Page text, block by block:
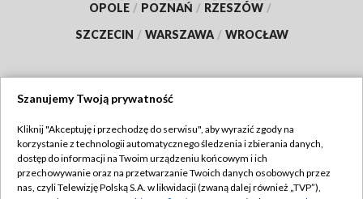
OPOLE / POZNAŃ / RZESZÓW /
SZCZECIN / WARSZAWA / WROCŁAW
TVP
Abonament TVP
Regulamin TVP
Szanujemy Twoją prywatność
Kliknij "Akceptuję i przechodzę do serwisu", aby wyrazić zgody na
korzystanie z technologii automatycznego śledzenia i zbierania danych,
dostęp do informacji na Twoim urządzeniu końcowym i ich
przechowywanie oraz na przetwarzanie Twoich danych osobowych przez
nas, czyli Telewizję Polską S.A. w likwidacji (zwaną dalej również „TVP”),